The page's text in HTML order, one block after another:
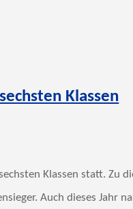
Klassen
Klassen statt. Zu
Auch dieses Jahr